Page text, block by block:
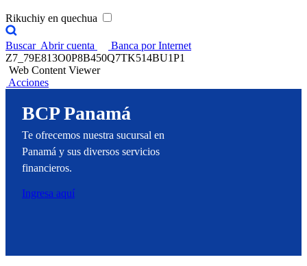
Rikuchiy en quechua
Buscar Abrir cuenta
Banca por Internet
Z7_79E813O0P8B450Q7TK514BU1P1
Web Content Viewer
Acciones
BCP Panamá
Te ofrecemos nuestra sucursal en
Panamá y sus diversos servicios
financieros.
Ingresa aquí